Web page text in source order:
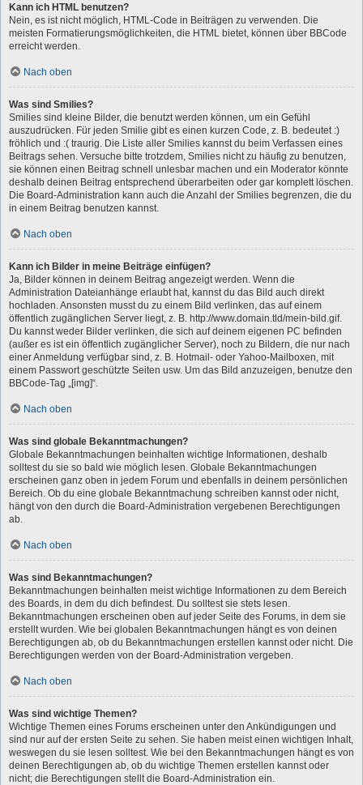
Kann ich HTML benutzen?
Nein, es ist nicht möglich, HTML-Code in Beiträgen zu verwenden. Die
meisten Formatierungsmöglichkeiten, die HTML bietet, können über BBCode
erreicht werden.
Nach oben
Was sind Smilies?
Smilies sind kleine Bilder, die benutzt werden können, um ein Gefühl
auszudrücken. Für jeden Smilie gibt es einen kurzen Code, z. B. bedeutet :)
fröhlich und :( traurig. Die Liste aller Smilies kannst du beim Verfassen eines
Beitrags sehen. Versuche bitte trotzdem, Smilies nicht zu häufig zu benutzen,
sie können einen Beitrag schnell unlesbar machen und ein Moderator könnte
deshalb deinen Beitrag entsprechend überarbeiten oder gar komplett löschen.
Die Board-Administration kann auch die Anzahl der Smilies begrenzen, die du
in einem Beitrag benutzen kannst.
Nach oben
Kann ich Bilder in meine Beiträge einfügen?
Ja, Bilder können in deinem Beitrag angezeigt werden. Wenn die
Administration Dateianhänge erlaubt hat, kannst du das Bild auch direkt
hochladen. Ansonsten musst du zu einem Bild verlinken, das auf einem
öffentlich zugänglichen Server liegt, z. B. http://www.domain.tld/mein-bild.gif.
Du kannst weder Bilder verlinken, die sich auf deinem eigenen PC befinden
(außer es ist ein öffentlich zugänglicher Server), noch zu Bildern, die nur nach
einer Anmeldung verfügbar sind, z. B. Hotmail- oder Yahoo-Mailboxen, mit
einem Passwort geschützte Seiten usw. Um das Bild anzuzeigen, benutze den
BBCode-Tag „[img]“.
Nach oben
Was sind globale Bekanntmachungen?
Globale Bekanntmachungen beinhalten wichtige Informationen, deshalb
solltest du sie so bald wie möglich lesen. Globale Bekanntmachungen
erscheinen ganz oben in jedem Forum und ebenfalls in deinem persönlichen
Bereich. Ob du eine globale Bekanntmachung schreiben kannst oder nicht,
hängt von den durch die Board-Administration vergebenen Berechtigungen
ab.
Nach oben
Was sind Bekanntmachungen?
Bekanntmachungen beinhalten meist wichtige Informationen zu dem Bereich
des Boards, in dem du dich befindest. Du solltest sie stets lesen.
Bekanntmachungen erscheinen oben auf jeder Seite des Forums, in dem sie
erstellt wurden. Wie bei globalen Bekanntmachungen hängt es von deinen
Berechtigungen ab, ob du Bekanntmachungen erstellen kannst oder nicht. Die
Berechtigungen werden von der Board-Administration vergeben.
Nach oben
Was sind wichtige Themen?
Wichtige Themen eines Forums erscheinen unter den Ankündigungen und
sind nur auf der ersten Seite zu sehen. Sie haben meist einen wichtigen Inhalt,
weswegen du sie lesen solltest. Wie bei den Bekanntmachungen hängt es von
deinen Berechtigungen ab, ob du wichtige Themen erstellen kannst oder
nicht; die Berechtigungen stellt die Board-Administration ein.